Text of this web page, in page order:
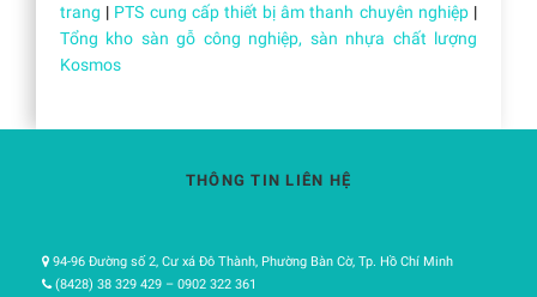
trang | PTS cung cấp thiết bị âm thanh chuyên nghiệp|
Tổng kho sàn gỗ công nghiệp, sàn nhựa chất lượng
Kosmos
THÔNG TIN LIÊN HỆ
94-96 Đường số 2, Cư xá Đô Thành, Phường Bàn Cờ, Tp. Hồ Chí Minh
(8428) 38 329 429 – 0902 322 361